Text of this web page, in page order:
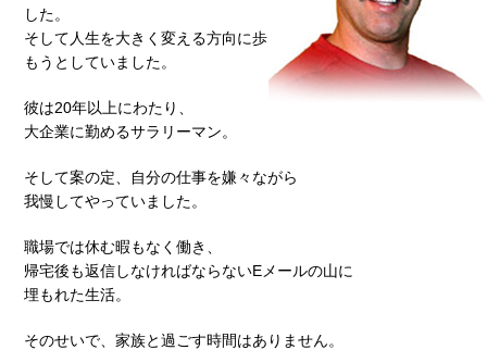
した。
そして人生を大きく変える方向に歩
もうとしていました。
彼は20年以上にわたり、
大企業に勤めるサラリーマン。
そして案の定、自分の仕事を嫌々ながら
我慢してやっていました。
職場では休む暇もなく働き、
帰宅後も返信しなければならないEメールの山に
埋もれた生活。
そのせいで、家族と過ごす時間はありません。